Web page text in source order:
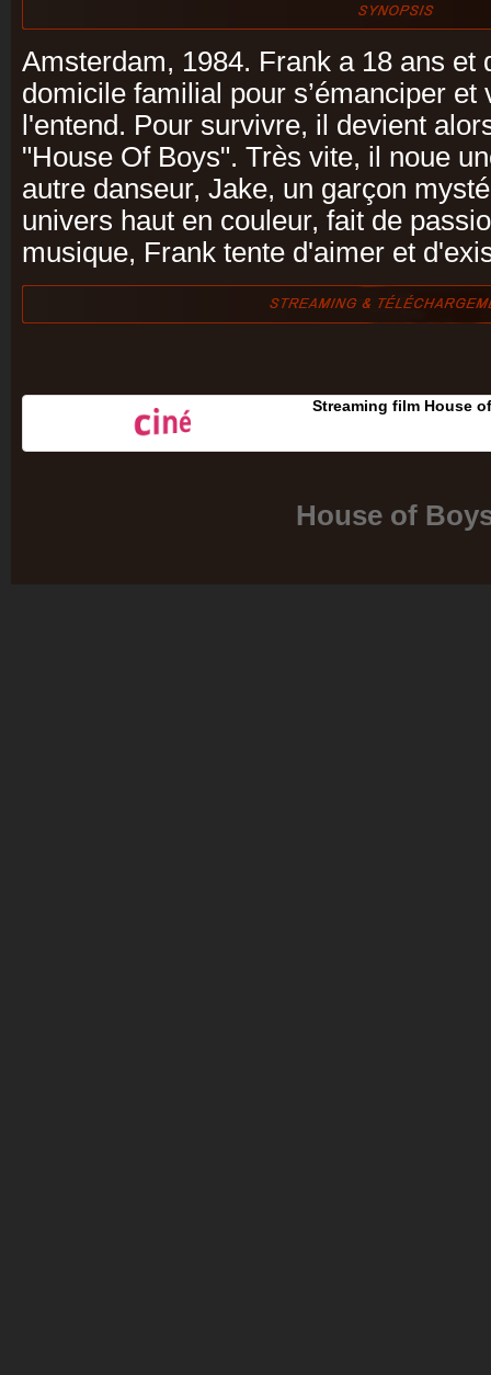
Amsterdam, 1984. Frank a 18 ans et
domicile familial pour s’émanciper
l'entend. Pour survivre, il devient
"House Of Boys". Très vite, il noue
autre danseur, Jake, un garçon
univers haut en couleur, fait de
musique, Frank tente d'aimer et
Streaming film House
House of